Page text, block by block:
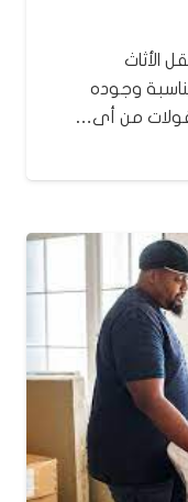
الأثاث
وجوده
من أى…